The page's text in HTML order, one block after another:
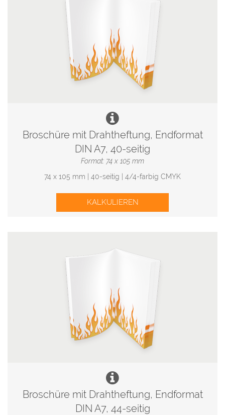
Broschüre mit Drahtheftung, Endformat
DIN A7, 40-seitig
Format: 74 x 105 mm
74 x 105 mm | 40-seitig | 4/4-farbig CMYK
KALKULIEREN
Broschüre mit Drahtheftung, Endformat
DIN A7, 44-seitig